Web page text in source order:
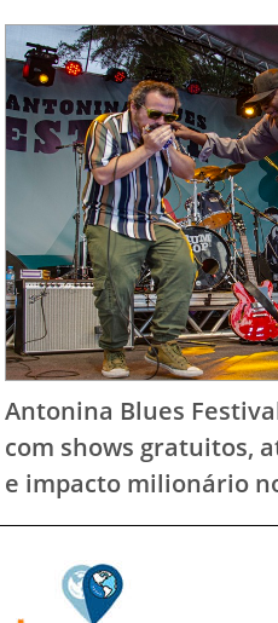
Antonina Blues
com shows gratuitos,
e impacto milionário